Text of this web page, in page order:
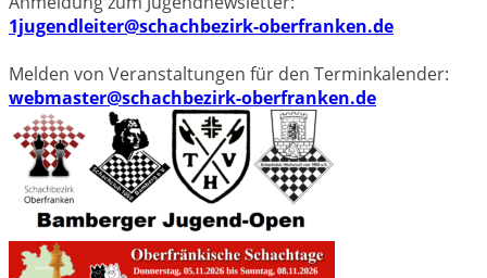
1jugendleiter@schachbezirk-oberfranken.de
Melden von Veranstaltungen für den Terminkalender:
webmaster@schachbezirk-oberfranken.de